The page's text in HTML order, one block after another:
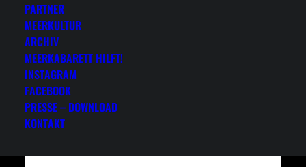
PARTNER
MEERKULTUR
ARCHIV
MEERKABARETT HILFT!
INSTAGRAM
FACEBOOK
PRESSE – DOWNLOAD
KONTAKT
Ars Vitalis
1994
weitere Informationen